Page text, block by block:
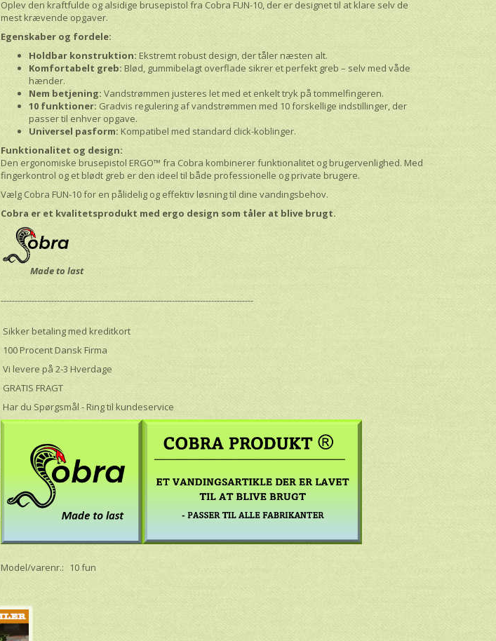
Oplev den kraftfulde og alsidige brusepistol fra Cobra FUN-10, der er designet til at klare selv de
mest krævende opgaver.
Egenskaber og fordele:
Holdbar konstruktion: Ekstremt robust design, der tåler næsten alt.
Komfortabelt greb: Blød, gummibelagt overflade sikrer et perfekt greb – selv med våde
hænder.
Nem betjening: Vandstrømmen justeres let med et enkelt tryk på tommelfingeren.
10 funktioner: Gradvis regulering af vandstrømmen med 10 forskellige indstillinger, der
passer til enhver opgave.
Universel pasform: Kompatibel med standard click-koblinger.
Funktionalitet og design:
Den ergonomiske brusepistol ERGO™ fra Cobra kombinerer funktionalitet og brugervenlighed. Med
fingerkontrol og et blødt greb er den ideel til både professionelle og private brugere.
Vælg Cobra FUN-10 for en pålidelig og effektiv løsning til dine vandingsbehov.
Cobra er et kvalitetsprodukt med ergo design som tåler at blive brugt.
Made to last
------------------------------------------------------------------------------------------
Sikker betaling med kreditkort
100 Procent Dansk Firma
Vi levere på 2-3 Hverdage
GRATIS FRAGT
Har du Spørgsmål - Ring til kundeservice
Model/varenr.: 10 fun